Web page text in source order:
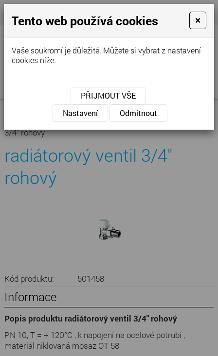
cvstop@tiscali.cz
Nabídka»Podlahové topení»
»radiátorový ventil rohový»radiátorový ventil
3/4" rohový
radiátorový ventil 3/4"
rohový
Kód produktu: 501458
Informace
Popis produktu radiátorový ventil 3/4" rohový
PN 10, T = + 120°C , k napojení na ocelové potrubí ,
materiál niklovaná mosaz OT 58
Tento web používá cookies ×
Vaše soukromí je důležité. Můžete si vybrat z nastavení
cookies níže.
PŘIJMOUT VŠE
Nastavení
Odmítnout